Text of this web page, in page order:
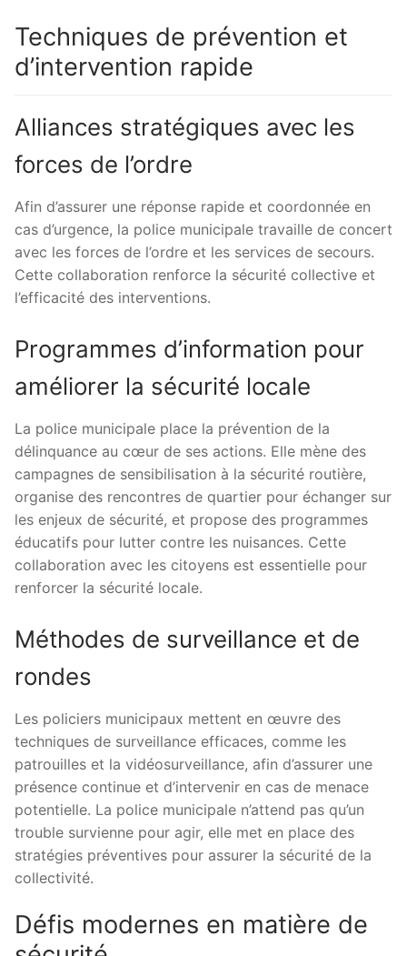
Techniques de prévention et
d’intervention rapide
Alliances stratégiques avec les
forces de l’ordre
Afin d’assurer une réponse rapide et coordonnée en
cas d’urgence, la police municipale travaille de concert
avec les forces de l’ordre et les services de secours.
Cette collaboration renforce la sécurité collective et
l’efficacité des interventions.
Programmes d’information pour
améliorer la sécurité locale
La police municipale place la prévention de la
délinquance au cœur de ses actions. Elle mène des
campagnes de sensibilisation à la sécurité routière,
organise des rencontres de quartier pour échanger sur
les enjeux de sécurité, et propose des programmes
éducatifs pour lutter contre les nuisances. Cette
collaboration avec les citoyens est essentielle pour
renforcer la sécurité locale.
Méthodes de surveillance et de
rondes
Les policiers municipaux mettent en œuvre des
techniques de surveillance efficaces, comme les
patrouilles et la vidéosurveillance, afin d’assurer une
présence continue et d’intervenir en cas de menace
potentielle. La police municipale n’attend pas qu’un
trouble survienne pour agir, elle met en place des
stratégies préventives pour assurer la sécurité de la
collectivité.
Défis modernes en matière de